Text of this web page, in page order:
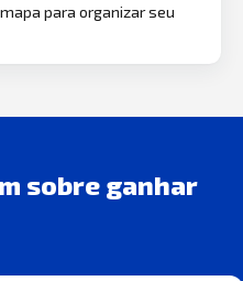
para organizar seu
sobre ganhar